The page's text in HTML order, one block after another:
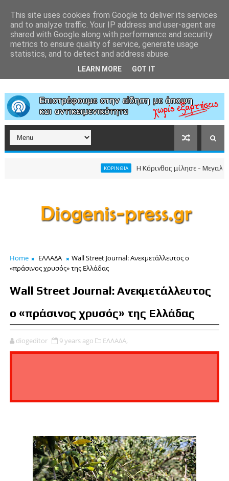
ΚΟΡΙΝΘΙΑ Η Κόρινθος μίλησε -
Home ΕΛΛΑΔΑ
Wall Street Journal: Ανεκμετάλλευτος ο
«πράσινος χρυσός» της Ελλάδας
Wall Street Journal: Ανεκμετάλλευτος
ο «πράσινος χρυσός» της Ελλάδας
diogeditor 9 years ago ΕΛΛΑΔΑ,
This site uses cookies from Google to deliver its services
and to analyze traffic. Your IP address and user-agent are
shared with Google along with performance and security
metrics to ensure quality of service, generate usage
statistics, and to detect and address abuse.
LEARN MORE GOT IT